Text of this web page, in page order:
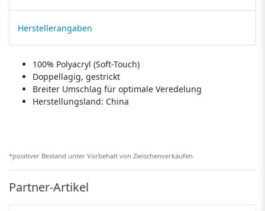
Herstellerangaben
100% Polyacryl (Soft-Touch)
Doppellagig, gestrickt
Breiter Umschlag für optimale Veredelung
Herstellungsland: China
*positiver Bestand unter Vorbehalt von Zwischenverkäufen
Partner-Artikel